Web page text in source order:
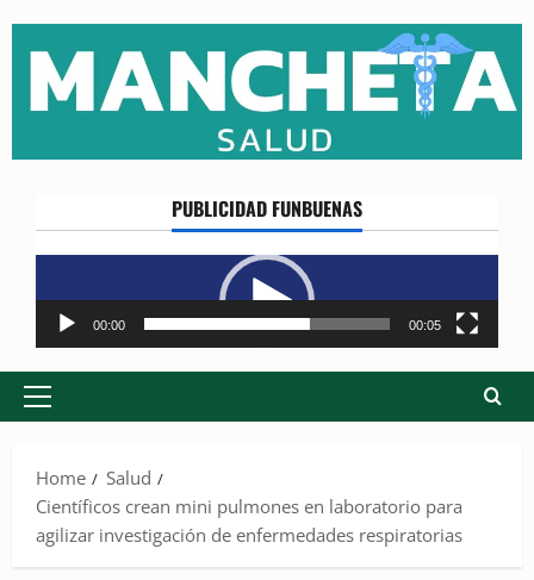
content
PUBLICIDAD FUNBUENAS
Reproductor
de
vídeo
00:00 00:05
Primary
Home
Salud
Científicos crean mini pulmones en laboratorio para
agilizar investigación de enfermedades respiratorias